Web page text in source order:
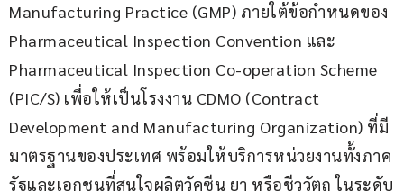
Manufacturing Practice (GMP) ภายใต้ข้อกำหนดของ
Pharmaceutical Inspection Convention และ
Pharmaceutical Inspection Co-operation Scheme
(PIC/S) เพื่อให้เป็นโรงงาน CDMO (Contract
Development and Manufacturing Organization) ที่มี
มาตรฐานของประเทศ พร้อมให้บริการหน่วยงานทั้งภาค
รัฐและเอกชนที่สนใจผลิตวัคซีน ยา หรือชีววัตถุ ในระดับ